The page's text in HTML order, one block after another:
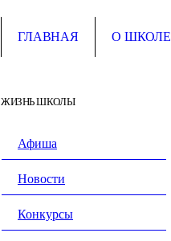
ГЛАВНАЯ О ШКОЛЕ
ЖИЗНЬ ШКОЛЫ
Афиша
Новости
Конкурсы